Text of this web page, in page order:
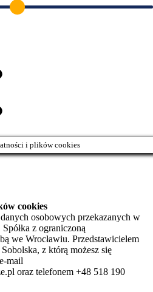
i plików cookies
cookies
osobowych przekazanych w
z ograniczoną
we Wrocławiu. Przedstawicielem
z którą możesz się
mail
oraz telefonem +48 518 190